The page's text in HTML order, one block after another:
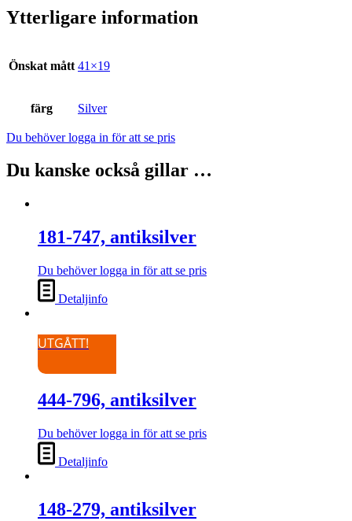
Ytterligare information
Önskat mått 41×19
färg Silver
Du behöver logga in för att se pris
Du kanske också gillar …
181-747, antiksilver
Du behöver logga in för att se pris
Detaljinfo
UTGÅTT!
444-796, antiksilver
Du behöver logga in för att se pris
Detaljinfo
148-279, antiksilver